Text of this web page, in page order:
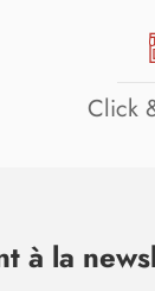
Click
à la